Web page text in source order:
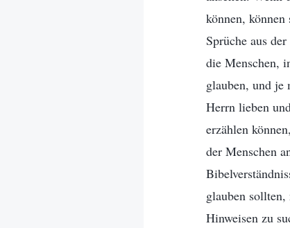
können,
Sprüche aus
die Menschen,
glauben, und je
Herrn lieben
erzählen
der Menschen
glauben
Hinweisen zu